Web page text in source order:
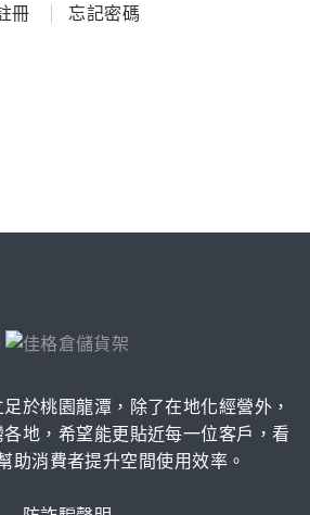
冊 忘記密碼
足於桃園龍潭，除了在地化經營外，
地，希望能更貼近每一位客戶，看
助消費者提升空間使用效率。